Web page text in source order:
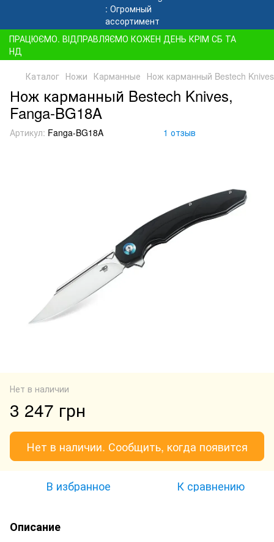
ПРАЦЮЄМО. ВІДПРАВЛЯЄМО КОЖЕН ДЕНЬ КРІМ СБ ТА
НД
Каталог Ножи Карманные Нож карманный Bestech
Нож карманный Bestech Knives,
Fanga-BG18A
Артикул: Fanga-BG18A 1 отзыв
Нет в наличии
3 247 грн
Нет в наличии. Сообщить, когда появится
В избранное К сравнению
Описание